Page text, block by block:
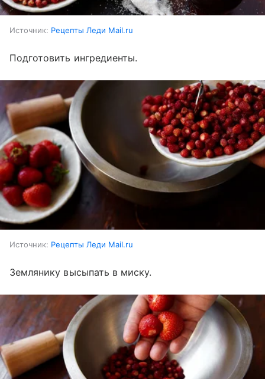
Источник: Рецепты Леди Mail.ru
Подготовить ингредиенты.
Источник: Рецепты Леди Mail.ru
Землянику высыпать в миску.